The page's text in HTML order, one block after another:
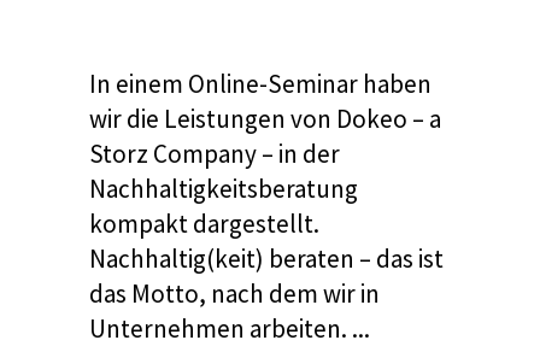
In einem Online-Seminar haben
wir die Leistungen von Dokeo – a
Storz Company – in der
Nachhaltigkeitsberatung
kompakt dargestellt.
Nachhaltig(keit) beraten – das ist
das Motto, nach dem wir in
Unternehmen arbeiten.